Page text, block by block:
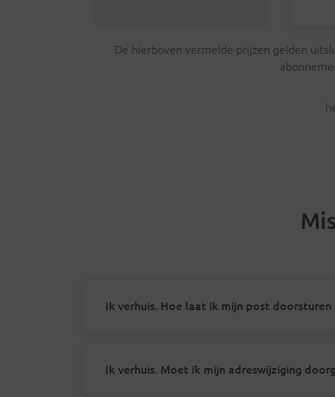
De hierboven vermelde prijzen gelden
Ik verhuis. Hoe laat ik mijn post doorsturen
Ik verhuis. Moet ik mijn adreswijziging